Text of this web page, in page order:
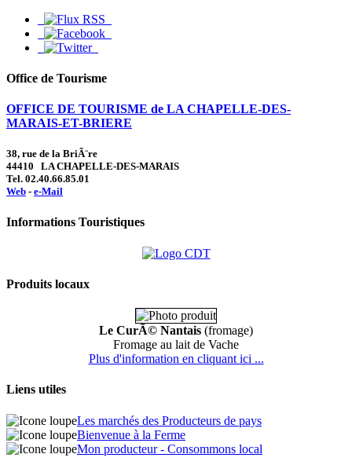
Office de Tourisme
OFFICE DE TOURISME de LA CHAPELLE-DES-
MARAIS-ET-BRIERE
38, rue de la BriÃ¨re
44410 LA CHAPELLE-DES-MARAIS
Tel. 02.40.66.85.01
Web - e-Mail
Informations Touristiques
Produits locaux
Le CurÃ© Nantais (fromage)
Fromage au lait de Vache
Plus d'information en cliquant ici ...
Liens utiles
Les marchés des Producteurs de pays
Bienvenue à la Ferme
Mon producteur - Consommons local